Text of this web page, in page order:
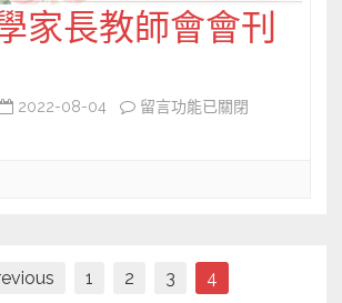
家長教師會會刊
2022-08-04
在
留言功能已關閉
1 2 3 4